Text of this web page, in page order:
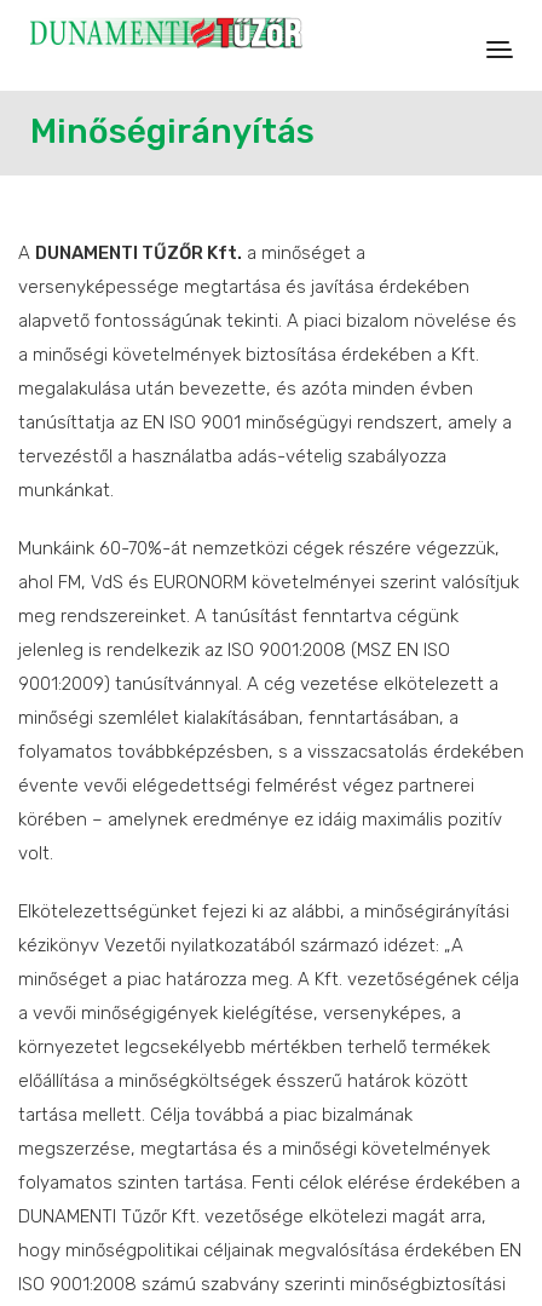
Minőségirányítás
A DUNAMENTI TŰZŐR Kft. a minőséget a
versenyképessége megtartása és javítása érdekében
alapvető fontosságúnak tekinti. A piaci bizalom növelése és
a minőségi követelmények biztosítása érdekében a Kft.
megalakulása után bevezette, és azóta minden évben
tanúsíttatja az EN ISO 9001 minőségügyi rendszert, amely a
tervezéstől a használatba adás-vételig szabályozza
munkánkat.
Munkáink 60-70%-át nemzetközi cégek részére végezzük,
ahol FM, VdS és EURONORM követelményei szerint valósítjuk
meg rendszereinket. A tanúsítást fenntartva cégünk
jelenleg is rendelkezik az ISO 9001:2008 (MSZ EN ISO
9001:2009) tanúsítvánnyal. A cég vezetése elkötelezett a
minőségi szemlélet kialakításában, fenntartásában, a
folyamatos továbbképzésben, s a visszacsatolás érdekében
évente vevői elégedettségi felmérést végez partnerei
körében – amelynek eredménye ez idáig maximális pozitív
volt.
Elkötelezettségünket fejezi ki az alábbi, a minőségirányítási
kézikönyv Vezetői nyilatkozatából származó idézet: „A
minőséget a piac határozza meg. A Kft. vezetőségének célja
a vevői minőségigények kielégítése, versenyképes, a
környezetet legcsekélyebb mértékben terhelő termékek
előállítása a minőségköltségek ésszerű határok között
tartása mellett. Célja továbbá a piac bizalmának
megszerzése, megtartása és a minőségi követelmények
folyamatos szinten tartása. Fenti célok elérése érdekében a
DUNAMENTI Tűzőr Kft. vezetősége elkötelezi magát arra,
hogy minőségpolitikai céljainak megvalósítása érdekében EN
ISO 9001:2008 számú szabvány szerinti minőségbiztosítási